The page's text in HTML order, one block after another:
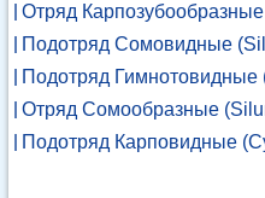
Отряд
Подотряд Сомовидные
Подотряд Гимнотовидные
Отряд Сомообразные
Подотряд Карповидные